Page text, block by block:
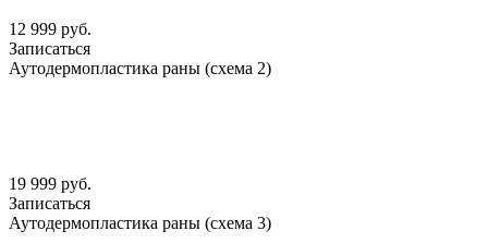
12 999 руб.
Записаться
Аутодермопластика раны (схема 2)
19 999 руб.
Записаться
Аутодермопластика раны (схема 3)